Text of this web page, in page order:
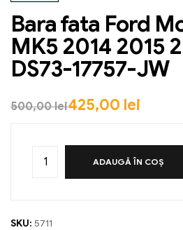
Bara fata Ford
MK5 2014 2015
DS73-17757-JW
500,00lei425,00 lei
ADAUGĂ ÎN COȘ
SKU: 5711